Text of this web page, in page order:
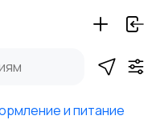
и питание